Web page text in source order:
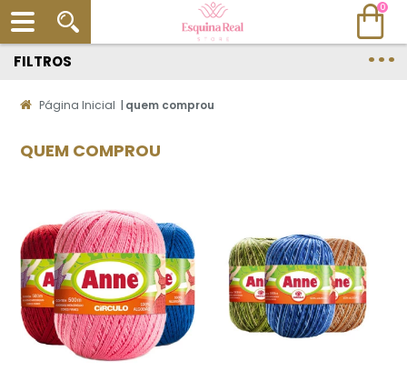
0
Página Inicial | quem comprou
FILTROS
QUEM COMPROU